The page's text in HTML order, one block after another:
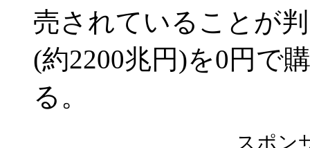
売されていることが
(約2200兆円)を0円で
る。
スポン